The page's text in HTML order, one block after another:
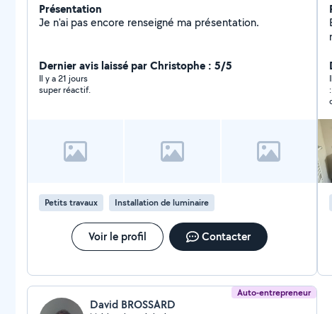
Présentation
Je n'ai pas encore renseigné ma présentation.
Dernier avis laissé par Christophe : 5/5
Il y a 21 jours
super réactif.
Petits travaux Installation de luminaire
Voir le profil Contacter
Auto-entrepreneur
David BROSSARD